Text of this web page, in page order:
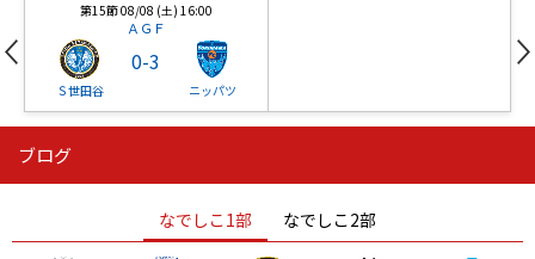
第15節 08/08 (土) 16:00
ＡＧＦ
Ｓ世田谷
0-3
ニッパツ
ニッパツ
ニッパツ 名古屋
石人の星
静岡 愛媛Ｌ
ブログ
なでしこ1部 なでしこ2部